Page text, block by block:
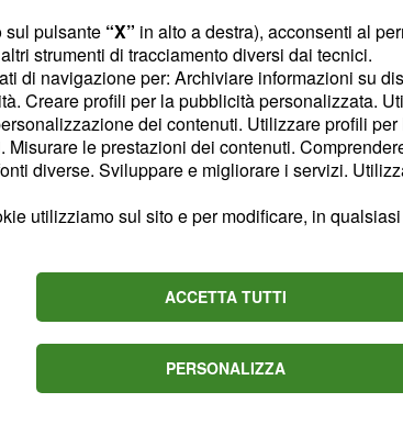
e leracconterà con
conForrester
per questa notizia
traRidgee
degli ultimi
dopo il brutto litigio
andranno da
dare una seconda
sul pulsante “X” in alto a destra), acconsenti al
strumenti di tracciamento diversi dai tecnici.
di navigazione per: Archiviare informazioni su
Creare profili per la pubblicità personalizzata.
dei contenuti. Utilizzare profili
le prestazioni dei contenuti.
diverse. Sviluppare e migliorare i servizi.
utilizziamo sul sito e per modificare, in
ACCETTA TUTTI
PERSONALIZZA